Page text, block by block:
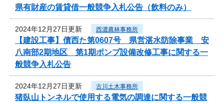
県有財産の賃貸借一般競争入札公告（飲料のみ）
2024年12月27日更新 西濃農林事務所
【建設工事】債西た第0607号 県営湛水防除事業 安
八南部2期地区 第1期ポンプ設備改修工事に関する一
般競争入札公告
2024年12月27日更新 古川土木事務所
猪臥山トンネルで使用する電気の調達に関する一般競